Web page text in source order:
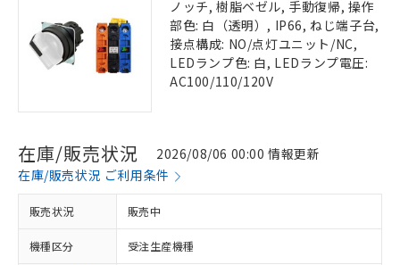
ノッチ, 樹脂ベゼル, 手動復帰, 操作
部色: 白（透明）, IP66, ねじ端子台,
接点構成: NO/点灯ユニット/NC,
LEDランプ色: 白, LEDランプ電圧:
AC100/110/120V
在庫/販売状況
2026/08/06 00:00 情報更新
在庫/販売状況 ご利用条件
販売状況 販売中
機種区分 受注生産機種